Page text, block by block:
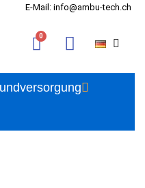
E-Mail: info@ambu-tech.ch